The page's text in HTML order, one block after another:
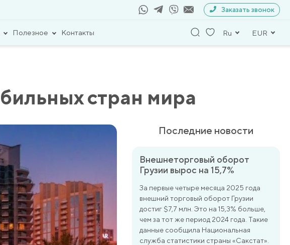
Заказать звонок
Полезное Контакты Ru EUR
стран мира
Последние новости
Внешнеторговый оборот
Грузии вырос на 15,7%
За первые четыре месяца 2025 года
внешний торговый оборот Грузии
достиг $7,7 млн. Это на 15,3% больше,
чем за тот же период 2024 года. Такие
данные сообщила Национальная
служба статистики страны «Сакстат».